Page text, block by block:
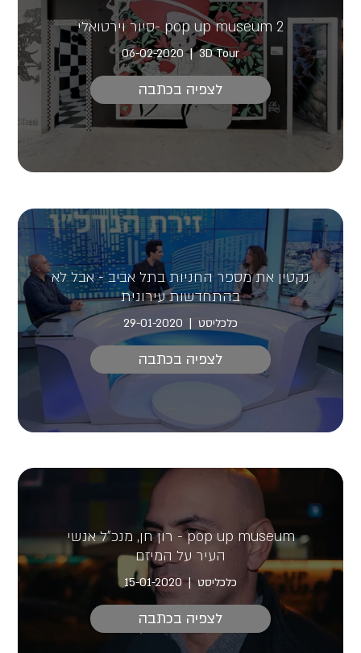
pop up museum 2 -סיור וירטואלי
3D Tour
06-02-2020
לצפיה בכתבה
נקטין את מספר החניות בתל אביב - אבל לא
בהתחדשות עירונית
כלכליסט 29-01-2020
לצפיה בכתבה
pop up museum - רון חן, מנכ"ל אנשי
העיר על המיזם
כלכליסט 15-01-2020
לצפיה בכתבה